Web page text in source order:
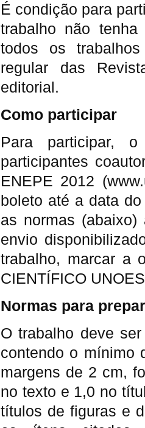
É condição para
trabalho não
todos os
regular das
editorial.
Como participar
Para participar,
participantes
ENEPE 2012
boleto até a data
as normas
envio
trabalho, marcar a
CIENTÍFICO
Normas para
O trabalho deve
contendo o mínimo
margens de 2 cm,
no texto e 1,0 no
títulos de figuras e